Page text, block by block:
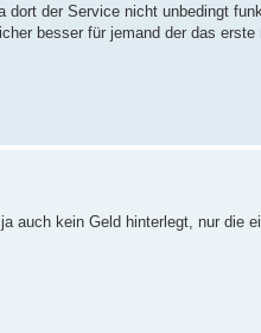
der Service nicht unbedingt
besser für jemand der das erste
auch kein Geld hinterlegt, nur die